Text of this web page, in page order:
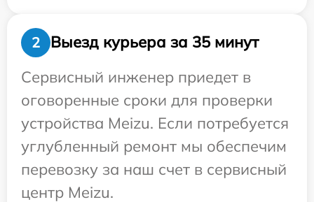
2
Выезд курьера за 35 минут
Сервисный инженер приедет в
оговоренные сроки для проверки
устройства Meizu. Если потребуется
углубленный ремонт мы обеспечим
перевозку за наш счет в сервисный
центр Meizu.